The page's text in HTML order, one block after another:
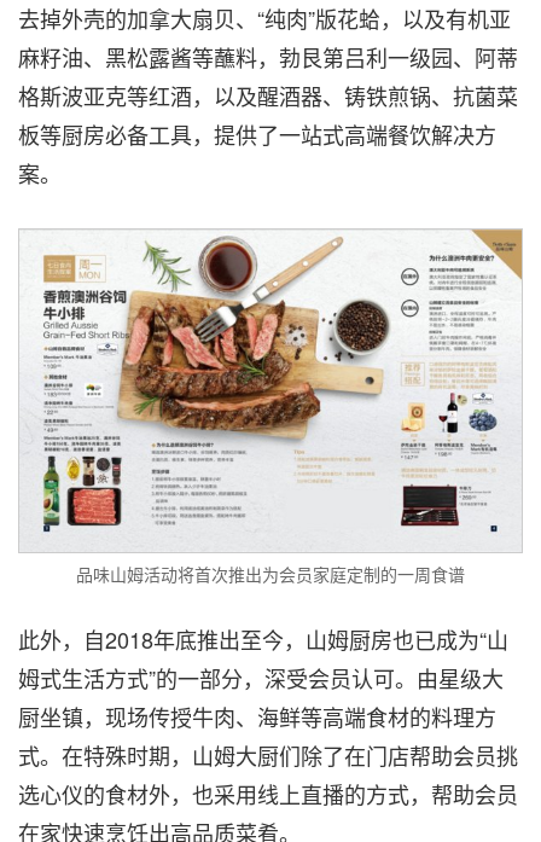
去掉外壳的加拿大扇贝、“纯肉”版花蛤，以及有机亚
麻籽油、黑松露酱等蘸料，勃艮第吕利一级园、阿蒂
格斯波亚克等红酒，以及醒酒器、铸铁煎锅、抗菌菜
板等厨房必备工具，提供了一站式高端餐饮解决方
案。
品味山姆活动将首次推出为会员家庭定制的一周食谱
此外，自2018年底推出至今，山姆厨房也已成为“山
姆式生活方式”的一部分，深受会员认可。由星级大
厨坐镇，现场传授牛肉、海鲜等高端食材的料理方
式。在特殊时期，山姆大厨们除了在门店帮助会员挑
选心仪的食材外，也采用线上直播的方式，帮助会员
在家快速烹饪出高品质菜肴。